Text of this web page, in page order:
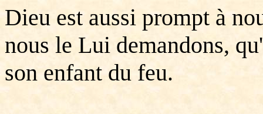
Dieu est aussi prompt à
nous le Lui demandons,
son enfant du feu.